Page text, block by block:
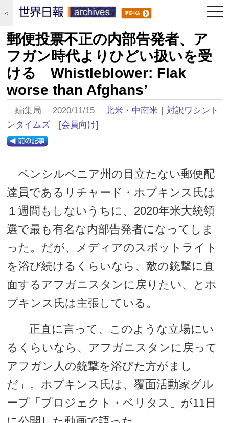
＜
郵便投票不正の内部告発者、ア
フガン時代よりひどい扱いを受
ける Whistleblower: Flak
worse than Afghans’
編集局 2020/11/15北米・中南米 ｜対訳ワシント
ンタイムズ
[会員向け]
ペンシルベニア州の目立たない郵便配
達員であるリチャード・ホプキンス氏は
１週間もしないうちに、2020年米大統領
選で最も有名な内部告発者になってしま
った。だが、メディアのスポットライト
を浴び続けるくらいなら、敵の銃撃に直
面するアフガニスタンに戻りたい、とホ
プキンス氏は主張している。
「正直に言って、このような立場にい
るくらいなら、アフガニスタンに戻って
アフガン人の銃撃を浴びた方がまし
だ」。ホプキンス氏は、覆面活動家グル
ープ「プロジェクト・ベリタス」が11日